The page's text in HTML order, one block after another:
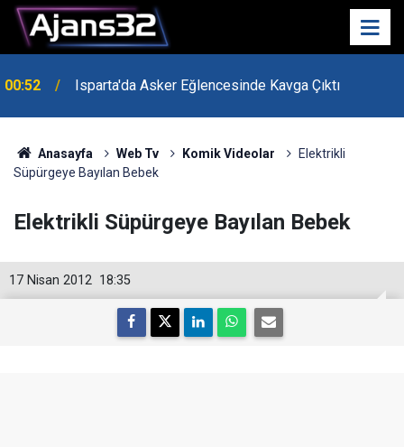
00:52 Isparta'da Asker Eğlencesinde Kavga Çıktı
Anasayfa Web Tv Komik Videolar
Elektrikli
Süpürgeye Bayılan Bebek
Elektrikli Süpürgeye Bayılan Bebek
18:35
17 Nisan 2012